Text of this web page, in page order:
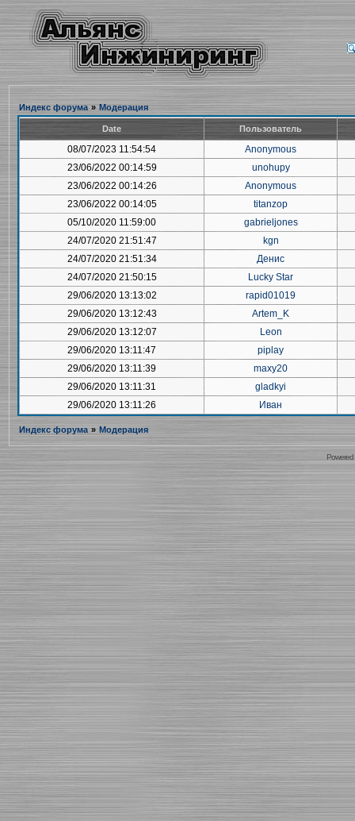
Индекс форума » Модерация
Date Пользователь
08/07/2023 11:54:54
Anonymous
23/06/2022 00:14:59
unohupy
23/06/2022 00:14:26
Anonymous
23/06/2022 00:14:05
titanzop
05/10/2020 11:59:00
gabrieljones
24/07/2020 21:51:47
kgn
24/07/2020 21:51:34
Денис
24/07/2020 21:50:15
Lucky Star
29/06/2020 13:13:02
rapid01019
29/06/2020 13:12:43
Artem_K
29/06/2020 13:12:07
Leon
29/06/2020 13:11:47
piplay
29/06/2020 13:11:39
maxy20
29/06/2020 13:11:31
gladkyi
29/06/2020 13:11:26
Иван
Индекс форума » Модерация